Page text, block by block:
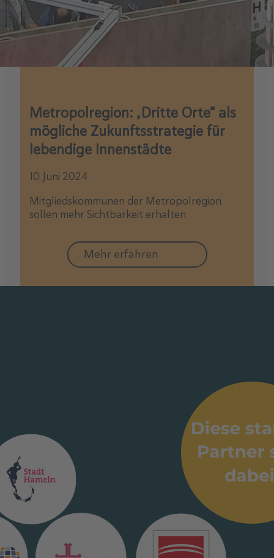
Metropolregion: „Dritte Orte“ als
mögliche Zukunftsstrategie für
lebendige Innenstädte
10. Juni 2024
Mitgliedskommunen der Metropolregion
sollen mehr Sichtbarkeit erhalten
Mehr erfahren